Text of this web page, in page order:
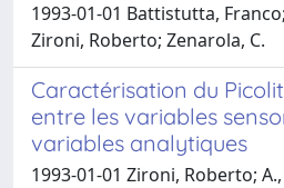
1993-01-01 Battistutta,
Zironi, Roberto; Zenarola, C.
Caractérisation du
entre les variables
variables analytiques
1993-01-01 Zironi, Roberto;